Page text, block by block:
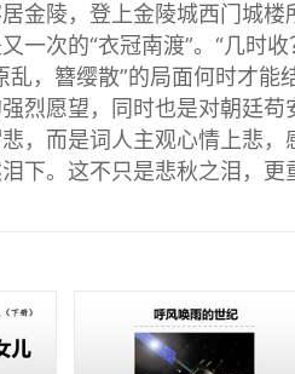
金陵，登上金陵城西门城
一次的“衣冠南渡”。“几时
乱，簪缨散”的局面何时才
烈愿望，同时也是对朝廷
，而是词人主观心情上悲
下。这不只是悲秋之泪，